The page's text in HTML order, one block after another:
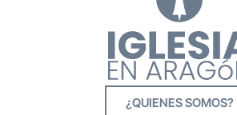
¿QUIENES SOMOS?